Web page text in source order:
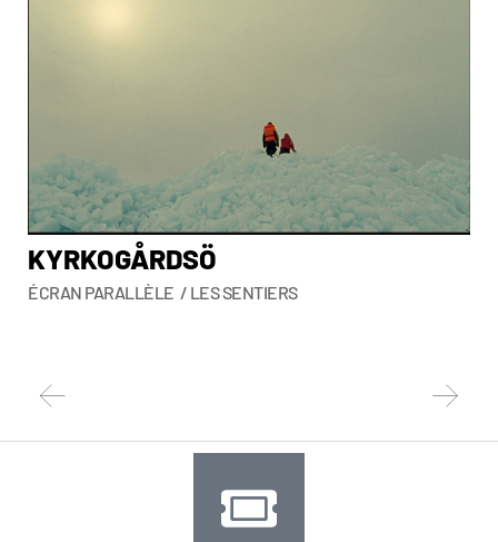
KYRKOGÅRDSÖ
ÉCRAN PARALLÈLE / LES SENTIERS